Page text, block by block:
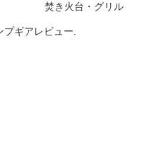
焚き火台・グリル
ギアレビュー.